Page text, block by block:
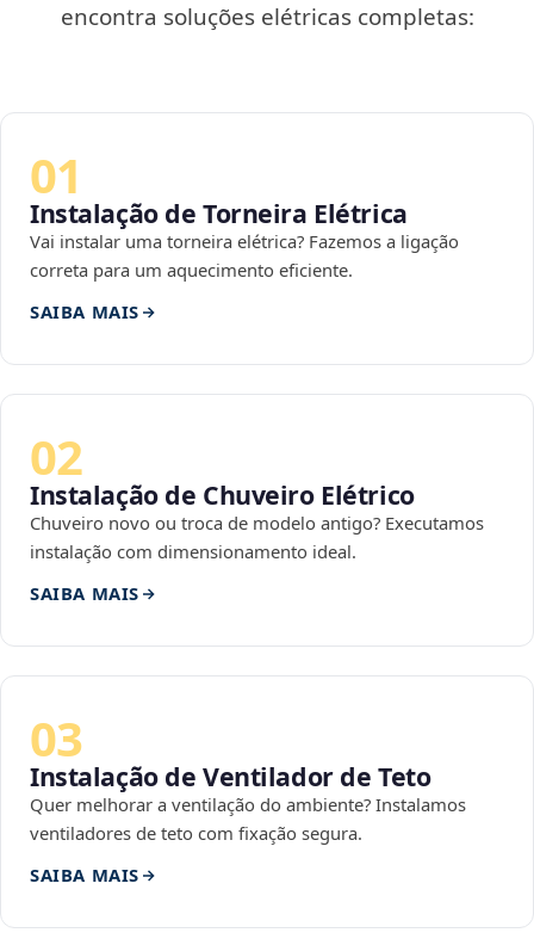
encontra soluções elétricas completas:
01
Instalação de Torneira Elétrica
Vai instalar uma torneira elétrica? Fazemos a ligação
correta para um aquecimento eficiente.
SAIBA MAIS
02
Instalação de Chuveiro Elétrico
Chuveiro novo ou troca de modelo antigo? Executamos
instalação com dimensionamento ideal.
SAIBA MAIS
03
Instalação de Ventilador de Teto
Quer melhorar a ventilação do ambiente? Instalamos
ventiladores de teto com fixação segura.
SAIBA MAIS